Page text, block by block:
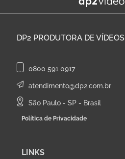
DP2 PRODUTORA DE VÍDEOS
0800 591 0917
atendimento@dp2.com.br
São Paulo - SP - Brasil
Política de Privacidade
LINKS